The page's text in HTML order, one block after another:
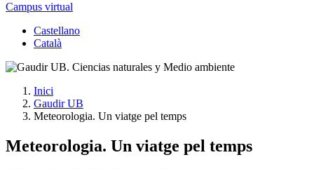
Campus virtual
Castellano
Català
Inici
Gaudir UB
Meteorologia. Un viatge pel temps
Meteorologia. Un viatge pel temps